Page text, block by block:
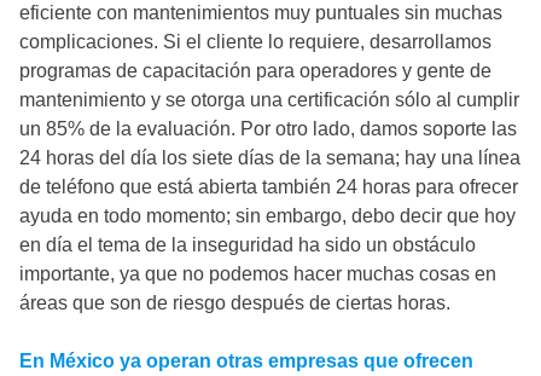
eficiente con mantenimientos muy puntuales sin muchas
complicaciones. Si el cliente lo requiere, desarrollamos
programas de capacitación para operadores y gente de
mantenimiento y se otorga una certificación sólo al cumplir
un 85% de la evaluación. Por otro lado, damos soporte las
24 horas del día los siete días de la semana; hay una línea
de teléfono que está abierta también 24 horas para ofrecer
ayuda en todo momento; sin embargo, debo decir que hoy
en día el tema de la inseguridad ha sido un obstáculo
importante, ya que no podemos hacer muchas cosas en
áreas que son de riesgo después de ciertas horas.
En México ya operan otras empresas que ofrecen